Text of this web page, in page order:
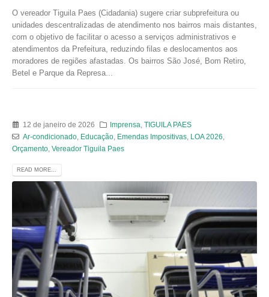
O vereador Tiguila Paes (Cidadania) sugere criar subprefeitura ou
unidades descentralizadas de atendimento nos bairros mais distantes,
com o objetivo de facilitar o acesso a serviços administrativos e
atendimentos da Prefeitura, reduzindo filas e deslocamentos aos
moradores de regiões afastadas. Os bairros São José, Bom Retiro,
Betel e Parque da Represa...
12 de janeiro de 2026 Imprensa ,TIGUILA PAES
Ar-condicionado, Educação, Emendas Impositivas, LOA 2026
Orçamento Vereador Tiguila Paes
READ MORE...